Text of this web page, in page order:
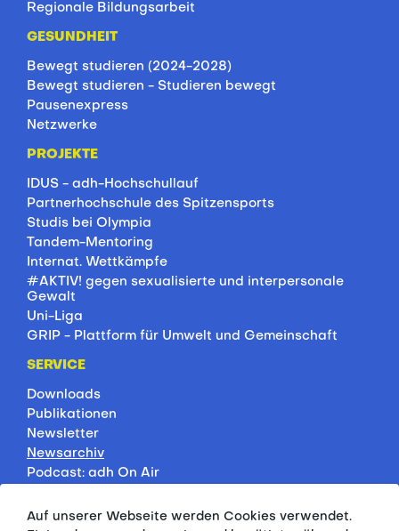
Regionale Bildungsarbeit
GESUNDHEIT
Bewegt studieren (2024-2028)
Bewegt studieren - Studieren bewegt
Pausenexpress
Netzwerke
PROJEKTE
IDUS - adh-Hochschullauf
Partnerhochschule des Spitzensports
Studis bei Olympia
Tandem-Mentoring
Internat. Wettkämpfe
#AKTIV! gegen sexualisierte und interpersonale
Gewalt
Uni-Liga
GRIP - Plattform für Umwelt und Gemeinschaft
SERVICE
Downloads
Publikationen
Newsletter
Newsarchiv
Podcast: adh On Air
Rankings
Auf unserer Webseite werden Cookies verwendet.